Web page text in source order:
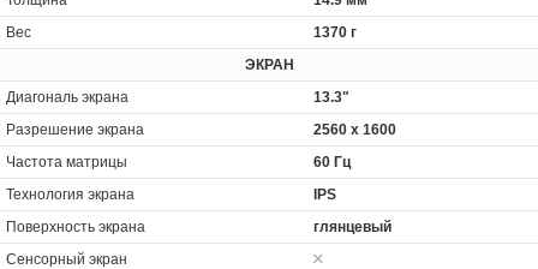
Вес
1370 г
ЭКРАН
Диагональ экрана
13.3"
Разрешение экрана
2560 x 1600
Частота матрицы
60 Гц
Технология экрана
IPS
Поверхность экрана
глянцевый
Сенсорный экран